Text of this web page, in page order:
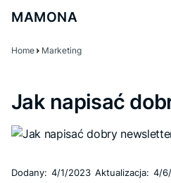
MAMONA
Home Marketing
Jak napisać
Dodany: 4/1/2023 Aktualizacja: 4/